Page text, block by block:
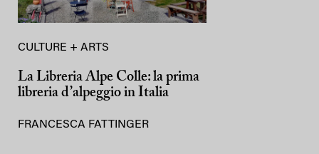
CULTURE + ARTS
La Libreria Alpe Colle: la prima
libreria d’alpeggio in Italia
FRANCESCA FATTINGER